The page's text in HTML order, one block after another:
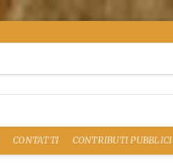
CONTATTI CONTRIBUTI PUBBLICI